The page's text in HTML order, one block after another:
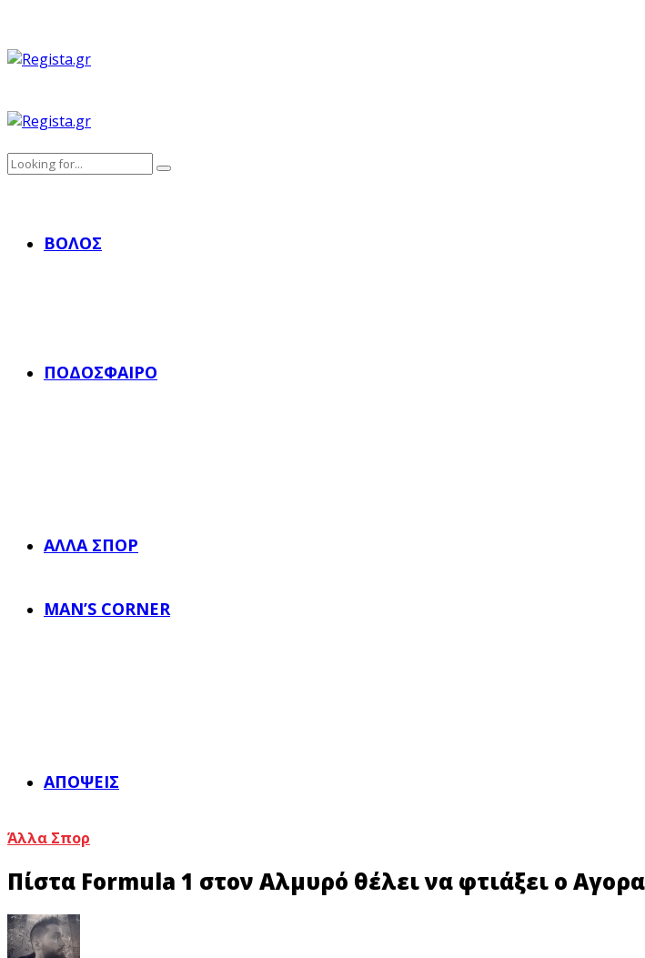
ΒΌΛΟΣ
ΠΟΔΌΣΦΑΙΡΟ
ΆΛΛΑ ΣΠΟΡ
MAN’S CORNER
ΑΠΌΨΕΙΣ
Άλλα Σπορ
Πίστα Formula 1 στον Αλμυρό θέλει να φτιάξει ο